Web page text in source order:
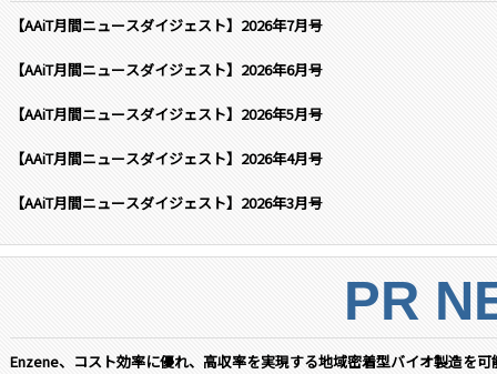
【AAiT月間ニュースダイジェスト】2026年7月号
【AAiT月間ニュースダイジェスト】2026年6月号
【AAiT月間ニュースダイジェスト】2026年5月号
【AAiT月間ニュースダイジェスト】2026年4月号
【AAiT月間ニュースダイジェスト】2026年3月号
PR
Enzene、コスト効率に優れ、高収率を実現する地域密着型バイオ製造を